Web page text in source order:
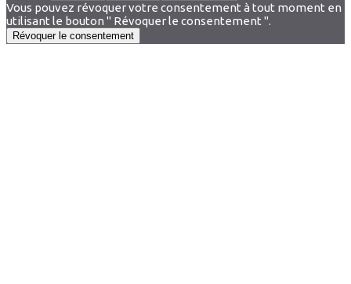
Vous pouvez révoquer votre consentement à tout moment en
utilisant le bouton " Révoquer le consentement ".
Révoquer le consentement